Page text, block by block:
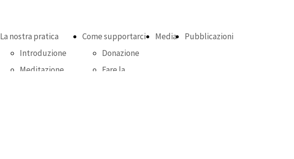
La nostra pratica
Introduzione
Meditazione
Come supportarci
Donazione
Fare la
Media Pubblicazioni